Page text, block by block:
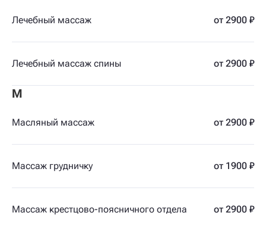
Лечебный массаж от 2900 ₽
Лечебный массаж спины от 2900 ₽
М
Масляный массаж от 2900 ₽
Массаж грудничку от 1900 ₽
Массаж крестцово-поясничного отдела от 2900 ₽